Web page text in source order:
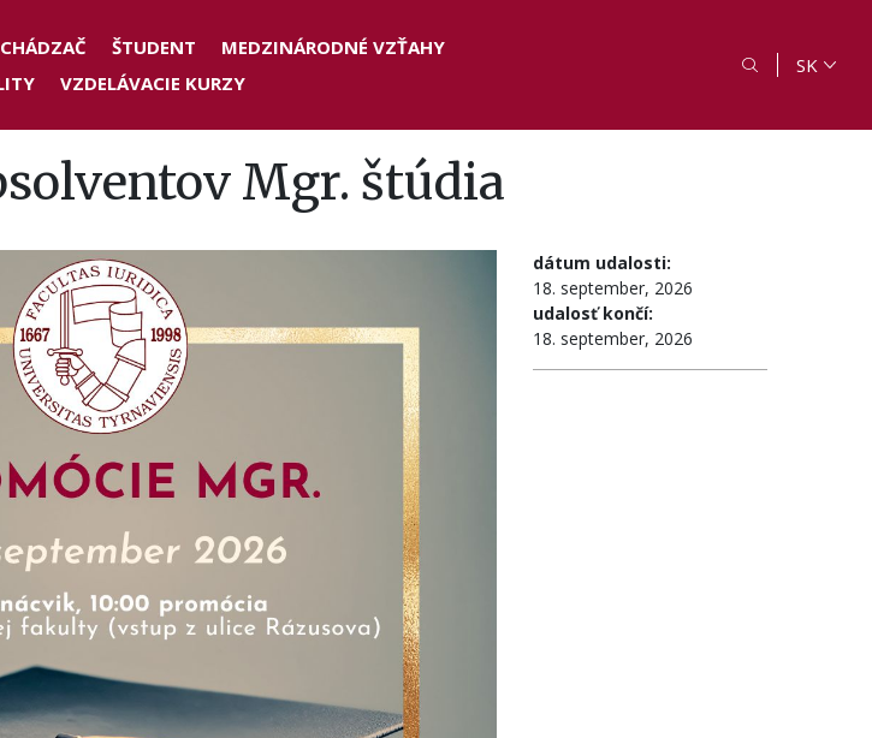
ŠTUDENT
MEDZINÁRODNÉ VZŤAHY
VZDELÁVACIE KURZY
SK
Mgr. štúdia
dátum udalosti:
18. september, 2026
udalosť končí:
18. september, 2026